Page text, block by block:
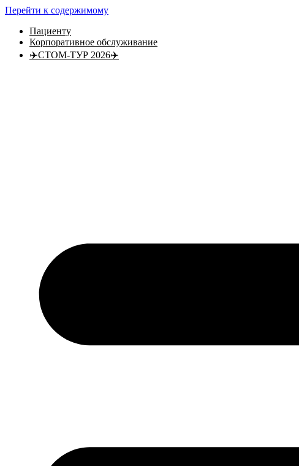
Перейти к содержимому
Пациенту
Корпоративное обслуживание
✈️СТОМ-ТУР 2026✈️